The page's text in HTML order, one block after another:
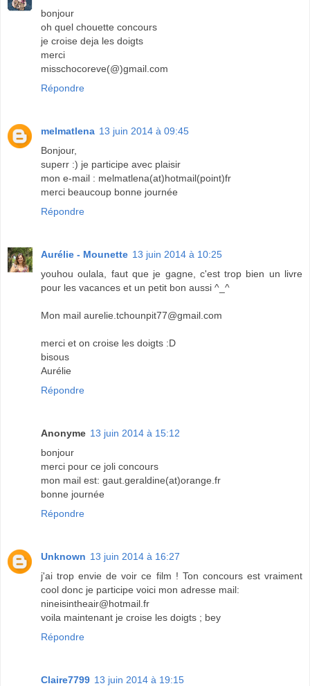
bonjour
oh quel chouette concours
je croise deja les doigts
merci
misschocoreve(@)gmail.com
Répondre
melmatlena 13 juin 2014 à 09:45
Bonjour,
superr :) je participe avec plaisir
mon e-mail : melmatlena(at)hotmail(point)fr
merci beaucoup bonne journée
Répondre
Aurélie - Mounette 13 juin 2014 à 10:25
youhou oulala, faut que je gagne, c'est trop bien un livre
pour les vacances et un petit bon aussi ^_^
Mon mail aurelie.tchounpit77@gmail.com
merci et on croise les doigts :D
bisous
Aurélie
Répondre
Anonyme 13 juin 2014 à 15:12
bonjour
merci pour ce joli concours
mon mail est: gaut.geraldine(at)orange.fr
bonne journée
Répondre
Unknown 13 juin 2014 à 16:27
j'ai trop envie de voir ce film ! Ton concours est vraiment
cool donc je participe voici mon adresse mail:
nineisintheair@hotmail.fr
voila maintenant je croise les doigts ; bey
Répondre
Claire7799 13 juin 2014 à 19:15